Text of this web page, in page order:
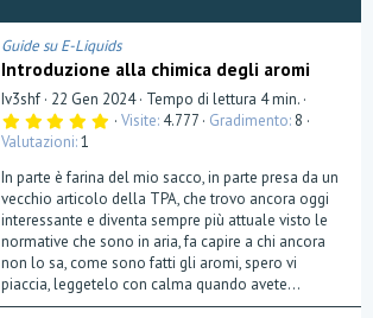
Guide su E-Liquids
Introduzione alla chimica degli aromi
Iv3shf 22 Gen 2024 Tempo di lettura 4 min.
5
0
s
t
e
l
l
a
(
e
)
Visite 4.777 Gradimento 8
Valutazioni 1
In parte è farina del mio sacco, in parte presa da un
vecchio articolo della TPA, che trovo ancora oggi
interessante e diventa sempre più attuale visto le
normative che sono in aria, fa capire a chi ancora
non lo sa, come sono fatti gli aromi, spero vi
piaccia, leggetelo con calma quando avete...